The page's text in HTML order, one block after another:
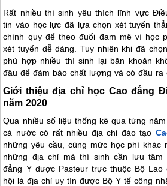
Rất nhiều thí sinh yêu thích lĩnh vực
tin vào học lực đã lựa chọn xét tuyển
chính quy để theo đuổi đam mê vì học
xét tuyển dễ dàng. Tuy nhiên khi đã
phù hợp nhiều thí sinh lại băn khoăn
đâu để đảm bảo chất lượng và có đầu ra
Giới thiệu địa chỉ học Cao đẳng
năm 2020
Qua nhiều số liệu thống kê qua từng
cả nước có rất nhiều địa chỉ đào tạo
những yêu cầu, cùng mức học phí khác
những địa chỉ mà thí sinh cần lưu
đẳng Y dược Pasteur trực thuộc Bộ
hội là địa chỉ uy tín được Bộ Y tế công